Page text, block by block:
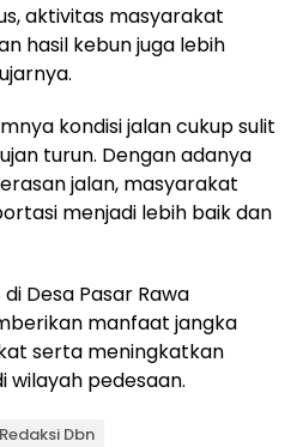
aktivitas masyarakat
hasil kebun juga lebih
kondisi jalan cukup sulit
turun. Dengan adanya
jalan, masyarakat
menjadi lebih baik dan
Desa Pasar Rawa
manfaat jangka
serta meningkatkan
wilayah pedesaan.
Dbn